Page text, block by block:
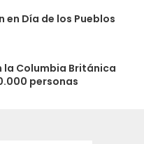
Día de los Pueblos
la Columbia Británica
personas